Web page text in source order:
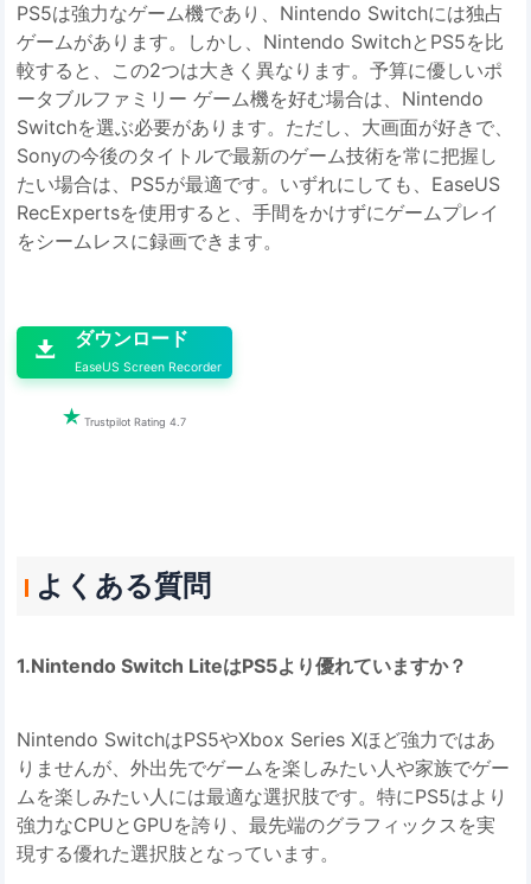
PS5は強力なゲーム機であり、Nintendo Switchには独占
ゲームがあります。しかし、Nintendo SwitchとPS5を比
較すると、この2つは大きく異なります。予算に優しいポ
ータブルファミリー ゲーム機を好む場合は、Nintendo
Switchを選ぶ必要があります。ただし、大画面が好きで、
Sonyの今後のタイトルで最新のゲーム技術を常に把握し
たい場合は、PS5が最適です。いずれにしても、EaseUS
RecExpertsを使用すると、手間をかけずにゲームプレイ
をシームレスに録画できます。
 ダウンロード
EaseUS Screen Recorder
 Trustpilot Rating 4.7
よくある質問
1.Nintendo Switch LiteはPS5より優れていますか？
Nintendo SwitchはPS5やXbox Series Xほど強力ではあ
りませんが、外出先でゲームを楽しみたい人や家族でゲー
ムを楽しみたい人には最適な選択肢です。特にPS5はより
強力なCPUとGPUを誇り、最先端のグラフィックスを実
現する優れた選択肢となっています。